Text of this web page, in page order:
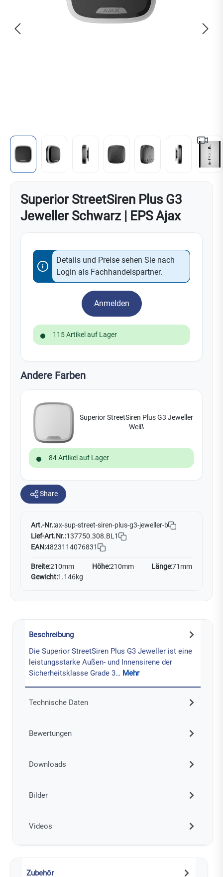
Superior StreetSiren Plus G3
Jeweller Schwarz | EPS Ajax
Details und Preise sehen Sie nach
Login als Fachhandelspartner.
Anmelden
115 Artikel auf Lager
Andere Farben
Superior StreetSiren Plus G3 Jeweller
Weiß
84 Artikel auf Lager
Share
Art.-Nr.:ax-sup-street-siren-plus-g3-jeweller-b
Lief-Art.Nr.:137750.308.BL1
EAN:4823114076831
Breite:210mm Höhe:210mm Länge:71mm
Gewicht:1.146kg
Beschreibung
Die Superior StreetSiren Plus G3 Jeweller ist eine
leistungsstarke Außen- und Innensirene der
Sicherheitsklasse Grade 3… Mehr
Technische Daten
Bewertungen
Downloads
Bilder
Videos
Zubehör